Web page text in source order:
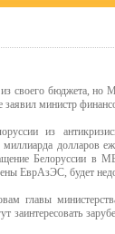
своего бюджета,
министр
из
миллиарда долларов
Белоруссии в
ЕврАзЭС, будет
главы
заинтересовать